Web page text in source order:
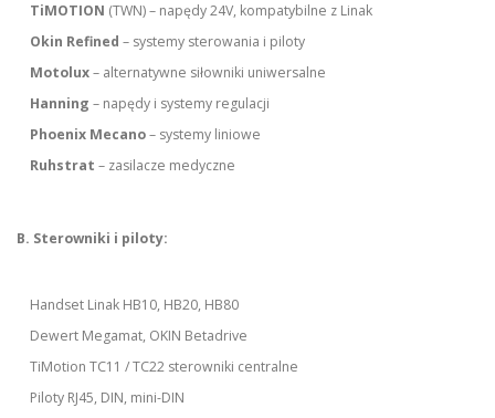
TiMOTION (TWN) – napędy 24V, kompatybilne z Linak
Okin Refined – systemy sterowania i piloty
Motolux– alternatywne siłowniki uniwersalne
Hanning – napędy i systemy regulacji
Phoenix Mecano– systemy liniowe
Ruhstrat – zasilacze medyczne
B. Sterowniki i piloty:
Handset Linak HB10, HB20, HB80
Dewert Megamat, OKIN Betadrive
TiMotion TC11 / TC22 sterowniki centralne
Piloty RJ45, DIN, mini-DIN